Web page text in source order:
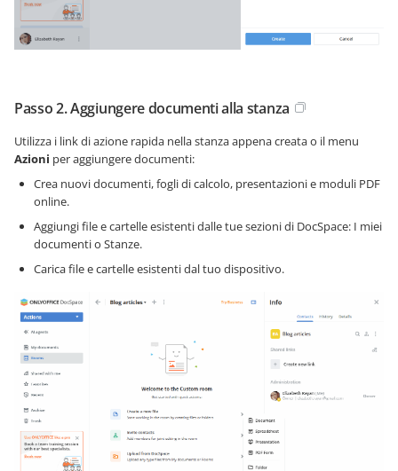
Passo 2. Aggiungere documenti alla stanza
Utilizza i link di azione rapida nella stanza appena creata o il menu
Azioni per aggiungere documenti:
Crea nuovi documenti, fogli di calcolo, presentazioni e moduli PDF
online.
Aggiungi file e cartelle esistenti dalle tue sezioni di DocSpace: I miei
documenti o Stanze.
Carica file e cartelle esistenti dal tuo dispositivo.